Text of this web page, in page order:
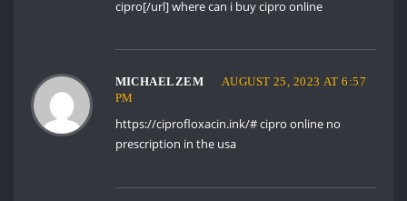
cipro[/url] where can i buy cipro online
MICHAELZEM
AUGUST 25, 2023 AT 6:57
PM
https://ciprofloxacin.ink/#cipro online no
prescription in the usa